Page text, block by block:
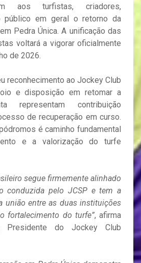
aos turfistas, criadores,
público em geral o retorno da
Pedra Única. A unificação das
voltará a vigorar oficialmente
de 2026.
reconhecimento ao Jockey Club
e disposição em retomar a
representam contribuição
de recuperação em curso.
é caminho fundamental
e a valorização do turfe
segue firmemente alinhado
conduzida pelo JCSP e tem a
união entre as duas instituições
fortalecimento do turfe”, afirma
Presidente do Jockey Club